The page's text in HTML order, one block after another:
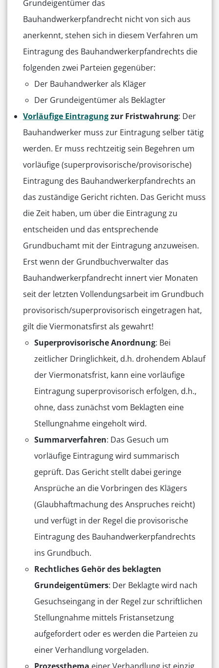
Grundeigentümer das
Bauhandwerkerpfandrecht nicht von sich aus
anerkennt, stehen sich in diesem Verfahren um
Eintragung des Bauhandwerkerpfandrechts die
folgenden zwei Parteien gegenüber:
Der Bauhandwerker als Kläger
Der Grundeigentümer als Beklagter
Vorläufige Eintragungzur Fristwahrung: Der
Bauhandwerker muss zur Eintragung selber tätig
werden. Er muss rechtzeitig sein Begehren um
vorläufige (superprovisorische/provisorische)
Eintragung des Bauhandwerkerpfandrechts an
das zuständige Gericht richten. Das Gericht muss
die Zeit haben, um über die Eintragung zu
entscheiden und das entsprechende
Grundbuchamt mit der Eintragung anzuweisen.
Erst wenn der Grundbuchverwalter das
Bauhandwerkerpfandrecht innert vier Monaten
seit der letzten Vollendungsarbeit im Grundbuch
provisorisch/superprovisorisch eingetragen hat,
gilt die Viermonatsfirst als gewahrt!
Superprovisorische Anordnung: Bei
zeitlicher Dringlichkeit, d.h. drohendem Ablauf
der Viermonatsfrist, kann eine vorläufige
Eintragung superprovisorisch erfolgen, d.h.,
ohne, dass zunächst vom Beklagten eine
Stellungnahme eingeholt wird.
Summarverfahren: Das Gesuch um
vorläufige Eintragung wird summarisch
geprüft. Das Gericht stellt dabei geringe
Ansprüche an die Vorbringen des Klägers
(Glaubhaftmachung des Anspruches reicht)
und verfügt in der Regel die provisorische
Eintragung des Bauhandwerkerpfandrechts
ins Grundbuch.
Rechtliches Gehördes beklagten
Grundeigentümers: Der Beklagte wird nach
Gesuchseingang in der Regel zur schriftlichen
Stellungnahme mittels Fristansetzung
aufgefordert oder es werden die Parteien zu
einer Verhandlung vorgeladen.